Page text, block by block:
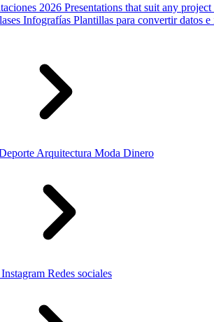
2026 Presentations that suit any project
Infografías Plantillas para convertir datos
Arquitectura Moda Dinero
Instagram Redes sociales